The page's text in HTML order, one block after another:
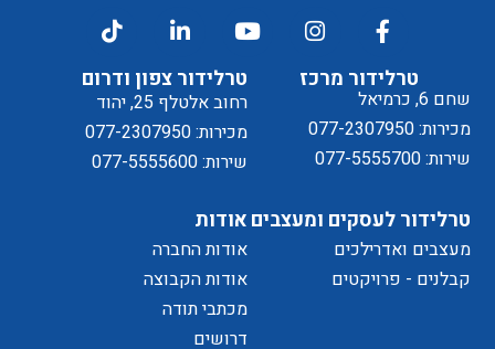
ל
מדיניות
טרלידור מרכז
שחם 6, כרמיאל
מכירות: 077-2307950
שירות: 077-5555700
טרלידור צפון ודרום
רחוב אלטלף 25, יהוד
מכירות: 077-2307950
שירות: 077-5555600
אודות
אודות החברה
אודות הקבוצה
מכתבי תודה
דרושים
טרלידור לעסקים ומעצבים
מעצבים ואדרילכים
קבלנים - פרויקטים